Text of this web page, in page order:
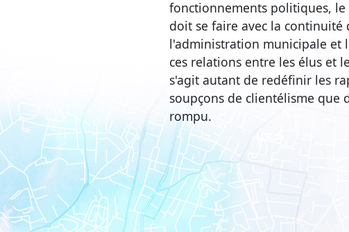
fonctionnements politiques,
doit se faire avec la
l'administration municipale et
ces relations entre les élus et
s'agit autant de redéfinir les
soupçons de clientélisme
rompu.